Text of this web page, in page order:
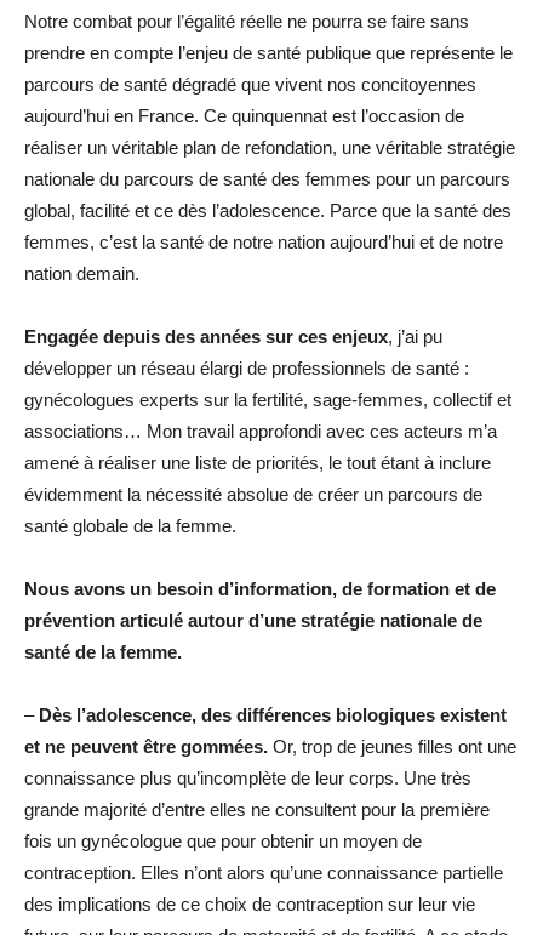
Notre combat pour l’égalité réelle ne pourra se faire sans
prendre en compte l’enjeu de santé publique que représente le
parcours de santé dégradé que vivent nos concitoyennes
aujourd’hui en France. Ce quinquennat est l’occasion de
réaliser un véritable plan de refondation, une véritable stratégie
nationale du parcours de santé des femmes pour un parcours
global, facilité et ce dès l’adolescence. Parce que la santé des
femmes, c’est la santé de notre nation aujourd’hui et de notre
nation demain.
Engagée depuis des années sur ces enjeux, j’ai pu
développer un réseau élargi de professionnels de santé :
gynécologues experts sur la fertilité, sage-femmes, collectif et
associations… Mon travail approfondi avec ces acteurs m’a
amené à réaliser une liste de priorités, le tout étant à inclure
évidemment la nécessité absolue de créer un parcours de
santé globale de la femme.
Nous avons un besoin d’information, de formation et de
prévention articulé autour d’une stratégie nationale de
santé de la femme.
– Dès l’adolescence, des différences biologiques existent
et ne peuvent être gommées. Or, trop de jeunes filles ont une
connaissance plus qu’incomplète de leur corps. Une très
grande majorité d’entre elles ne consultent pour la première
fois un gynécologue que pour obtenir un moyen de
contraception. Elles n’ont alors qu’une connaissance partielle
des implications de ce choix de contraception sur leur vie